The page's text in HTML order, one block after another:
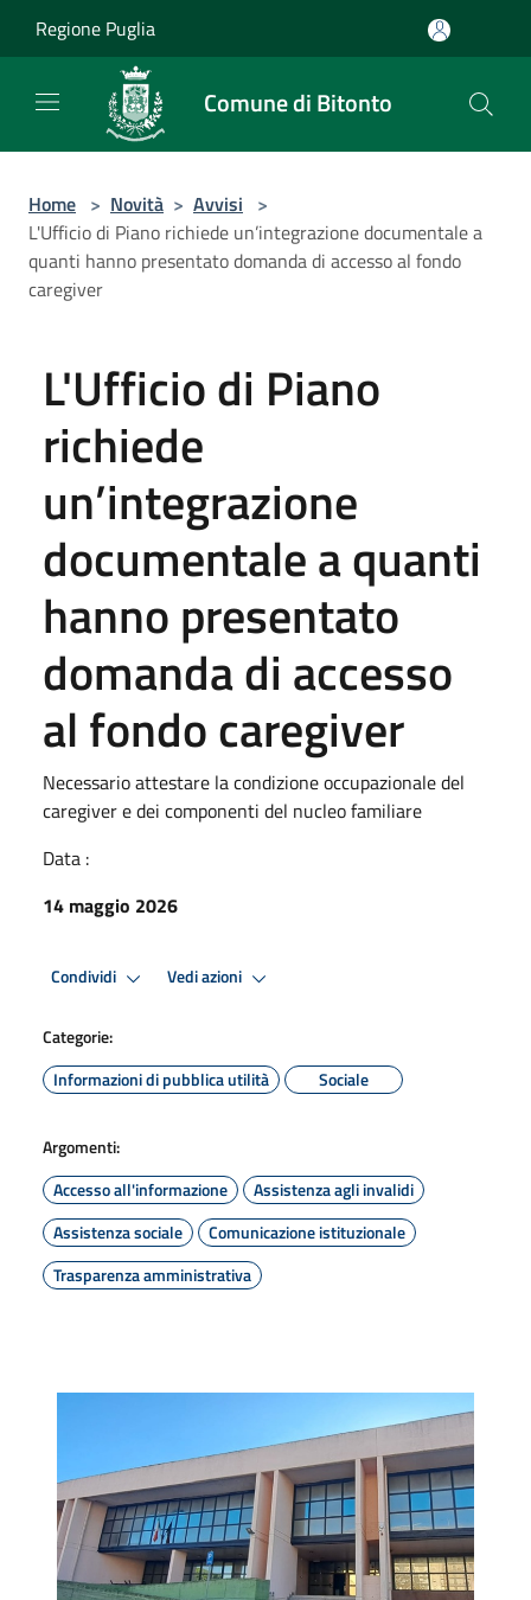
Regione Puglia
Comune di Bitonto
Home > Novità > Avvisi >
L'Ufficio di Piano richiede un’integrazione documentale a
quanti hanno presentato domanda di accesso al fondo
caregiver
L'Ufficio di Piano
richiede
un’integrazione
documentale a quanti
hanno presentato
domanda di accesso
al fondo caregiver
Necessario attestare la condizione occupazionale del
caregiver e dei componenti del nucleo familiare
Data :
14 maggio 2026
Condividi Vedi azioni
Categorie:
Informazioni di pubblica utilità
Sociale
Argomenti:
Accesso all'informazione
Assistenza agli invalidi
Assistenza sociale
Comunicazione istituzionale
Trasparenza amministrativa